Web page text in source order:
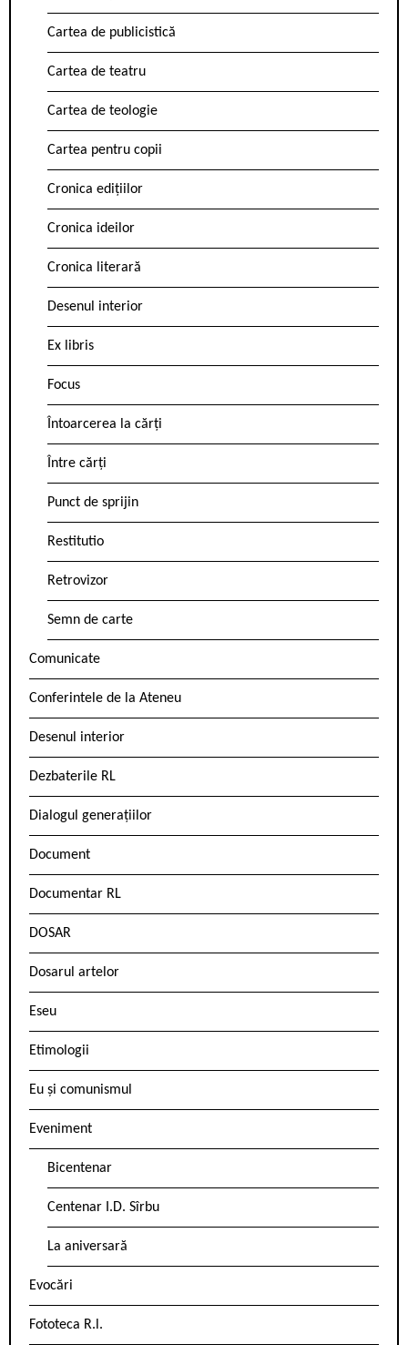
Cartea de publicistică
Cartea de teatru
Cartea de teologie
Cartea pentru copii
Cronica edițiilor
Cronica ideilor
Cronica literară
Desenul interior
Ex libris
Focus
Întoarcerea la cărți
Între cărți
Punct de sprijin
Restitutio
Retrovizor
Semn de carte
Comunicate
Conferintele de la Ateneu
Desenul interior
Dezbaterile RL
Dialogul generațiilor
Document
Documentar RL
DOSAR
Dosarul artelor
Eseu
Etimologii
Eu și comunismul
Eveniment
Bicentenar
Centenar I.D. Sîrbu
La aniversară
Evocări
Fototeca R.l.